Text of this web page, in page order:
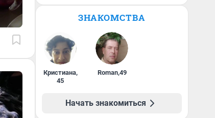
ЗНАКОМСТВА
Кристиана,
45
Roman,49
Начать знакомиться